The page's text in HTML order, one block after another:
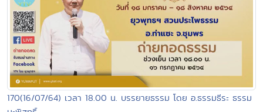
170(16/07/64) เวลา 18.00 น. บรรยายธรรม โดย อ.ธรรมธีระ ธรรม